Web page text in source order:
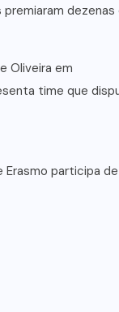
dezenas
Oliveira em
time que
Erasmo participa